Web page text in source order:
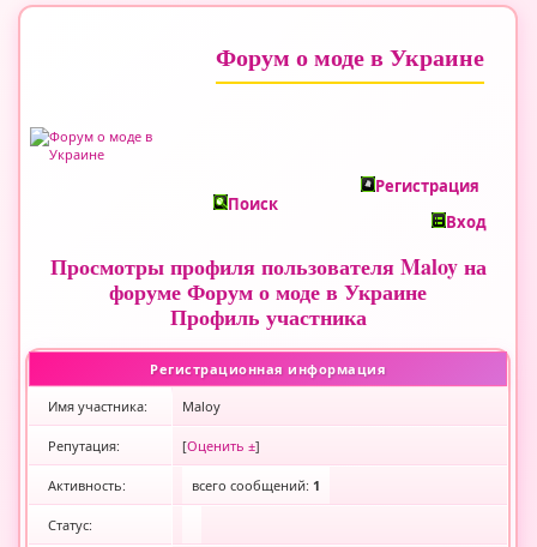
Форум о моде в Украине
Поиск
Регистрация
Вход
Просмотры профиля пользователя Maloy на
форуме Форум о моде в Украине
Профиль участника
Регистрационная информация
Имя участника: Maloy
Репутация: [Оценить ±]
Активность: всего сообщений: 1
Статус: